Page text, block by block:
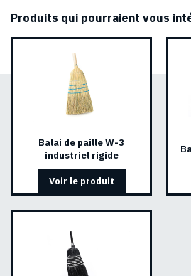
Produits qui pourraient vous
Balai de paille W-3
industriel rigide
Voir le produit